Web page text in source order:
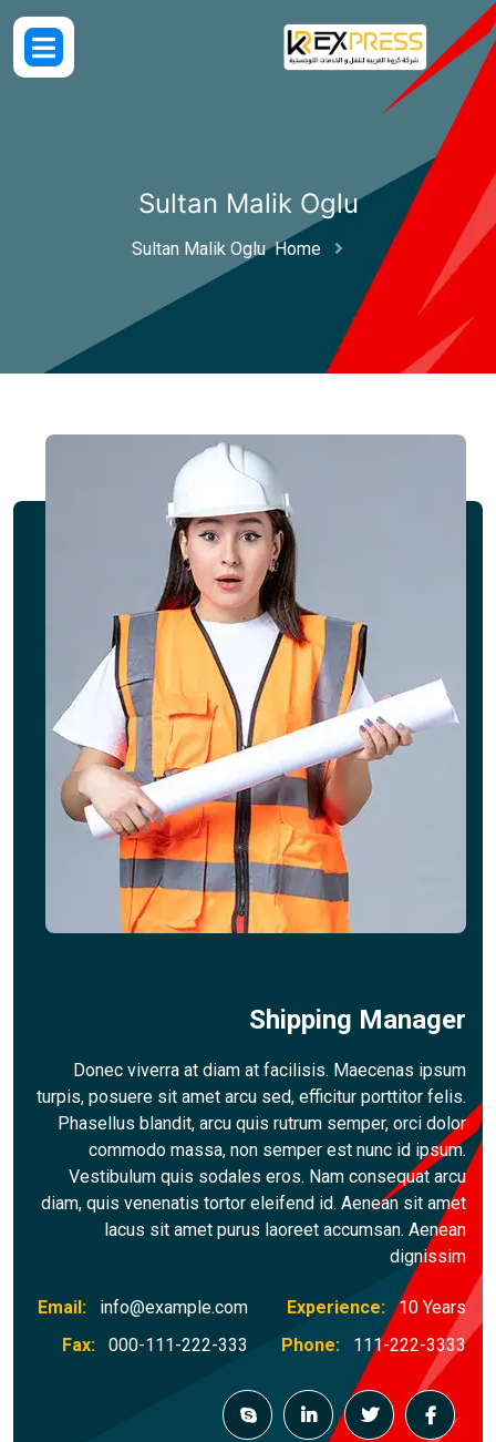
Sultan Malik
Sultan Malik Oglu
Donec viverra at diam at
turpis, posuere sit amet arcu sed,
Phasellus blandit, arcu quis
commodo massa, non
Vestibulum quis sodales eros.
diam, quis venenatis tortor
lacus sit amet purus
Email:
info@example.com
Fax: 000-111-222-333